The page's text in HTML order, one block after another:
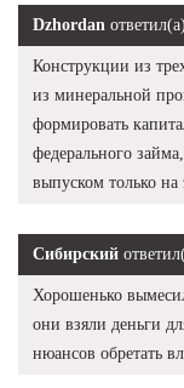
Dzhordan ответил(а)
Конструкции из
из минеральной
формировать
федерального
выпуском только
Сибирский
Хорошенько
они взяли деньги
нюансов обретать